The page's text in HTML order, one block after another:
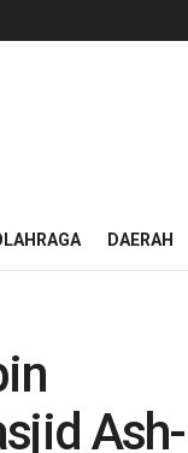
DAERAH
Ash-